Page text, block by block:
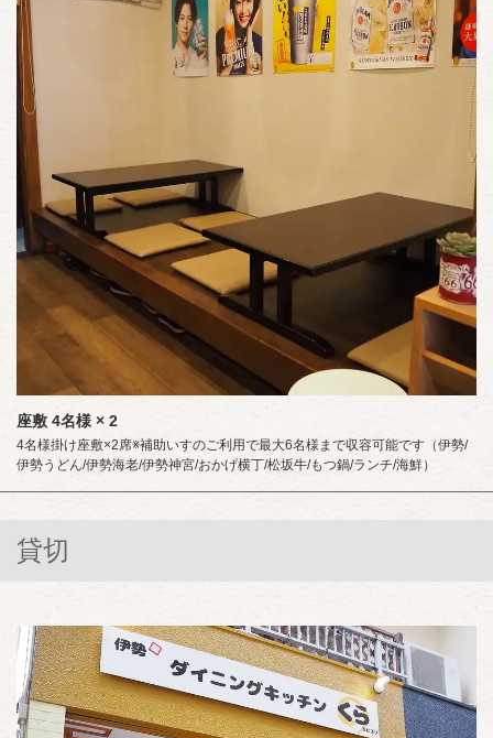
座敷 4名様 × 2
4名様掛け座敷×2席※補助いすのご利用で最大6名様まで収容可能です（伊勢/
伊勢うどん/伊勢海老/伊勢神宮/おかげ横丁/松坂牛/もつ鍋/ランチ/海鮮）
貸切
お席 | ダイニングキッチン くら
三重県伊勢市宮後１-7-35
閉じる